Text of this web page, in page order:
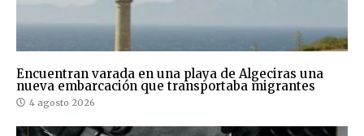
Encuentran varada en una playa de Algeciras una
nueva embarcación que transportaba migrantes
4 agosto 2026